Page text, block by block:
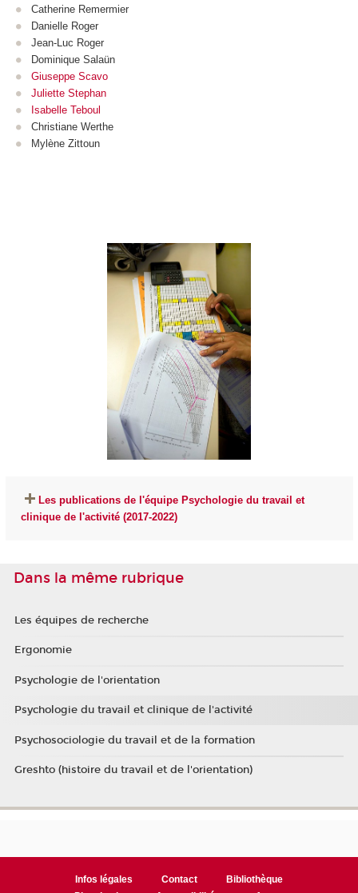
Catherine Remermier
Danielle Roger
Jean-Luc Roger
Dominique Salaün
Giuseppe Scavo
Juliette Stephan
Isabelle Teboul
Christiane Werthe
Mylène Zittoun
Les publications de l'équipe Psychologie du travail et
clinique de l'activité (2017-2022)
Dans la même rubrique
Les équipes de recherche
Ergonomie
Psychologie de l'orientation
Psychologie du travail et clinique de l'activité
Psychosociologie du travail et de la formation
Greshto (histoire du travail et de l'orientation)
Infos légales Contact
Bibliothèque